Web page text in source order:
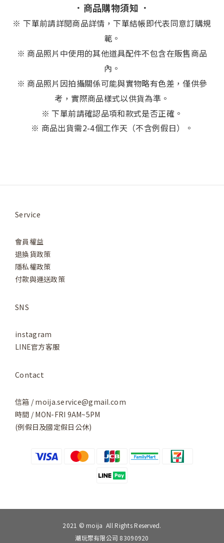
．商品購物須知 ．
※ 下單前請詳閱商品詳情，下單結帳即代表同意訂購規
範。
※ 商品照片中使用的其他道具配件不包含在販售商品
內。
※ 商品照片因拍攝關係可能與實物略有色差，僅供參
考，實際商品樣式以供貨為準。
※ 下單前請確認品項和款式是否正確。
※ 商品出貨需2-4個工作天（不含例假日）。
Service
會員權益
退換貨政策
隱私權政策
付款與運送政策
SNS
instagram
LINE官方客服
Contact
信箱 / moija.service@gmail.com
時間 / MON-FRI 9AM~5PM
(例假日及國定假日公休)
2021 © moija All Rights Reserved.
潮玩聚有限公司 83090920